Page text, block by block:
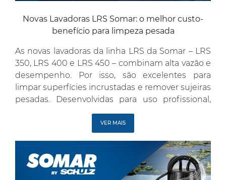
Novas Lavadoras LRS Somar: o melhor custo-
benefício para limpeza pesada
As novas lavadoras da linha LRS da Somar – LRS
350, LRS 400 e LRS 450 – combinam alta vazão e
desempenho. Por isso, são excelentes para
limpar superfícies incrustadas e remover sujeiras
pesadas. Desenvolvidas para uso profissional,
industriais, rurais, lava-rápidos e construção civil.
As Lavadoras de alta vazão LRS […]
VER MAIS